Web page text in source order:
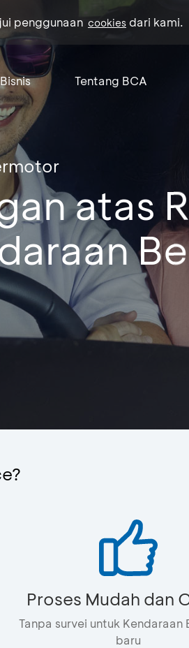
penggunaan cookies dari kami.
Bisnis Tentang BCA
atas
Proses Mudah dan
Tanpa survei untuk Kendaraan
baru